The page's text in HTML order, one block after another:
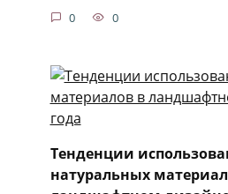
0 0
Тенденции
натуральных